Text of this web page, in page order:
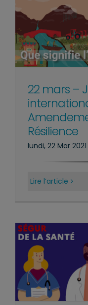
22 mars –
Résilience
lundi, 22 Mar 2021
Lire l’article